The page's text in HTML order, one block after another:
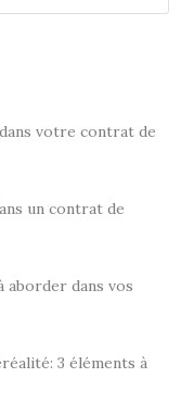
votre contrat de
un contrat de
aborder dans vos
3 éléments à